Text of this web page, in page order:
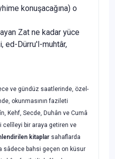
konuşacağına) o
Zat ne kadar yüce
ed-Dürru'l-muhtâr,
ve gündüz saatlerinde, özel­
okunmasının fazileti
Kehf, Secde, Duhân ve Cumâ
celîleyi bir araya getiren ve
kitaplar sahaflarda
sâdece bahsi geçen on küsur